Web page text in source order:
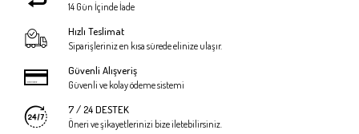
14 Gün İçinde İade
Hızlı Teslimat
Siparişleriniz en kısa sürede elinize ulaşır.
Güvenli Alışveriş
Güvenli ve kolay ödeme sistemi
7 / 24 DESTEK
Öneri ve şikayetlerinizi bize iletebilirsiniz.